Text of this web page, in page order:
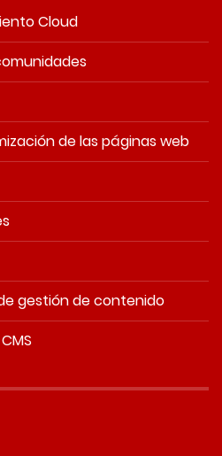
Cloud
de las páginas web
gestión de contenido